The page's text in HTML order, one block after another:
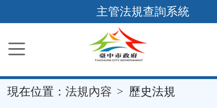
到
要
容
區
主管法規查詢系統
現在位置： 法規內容 歷史法規